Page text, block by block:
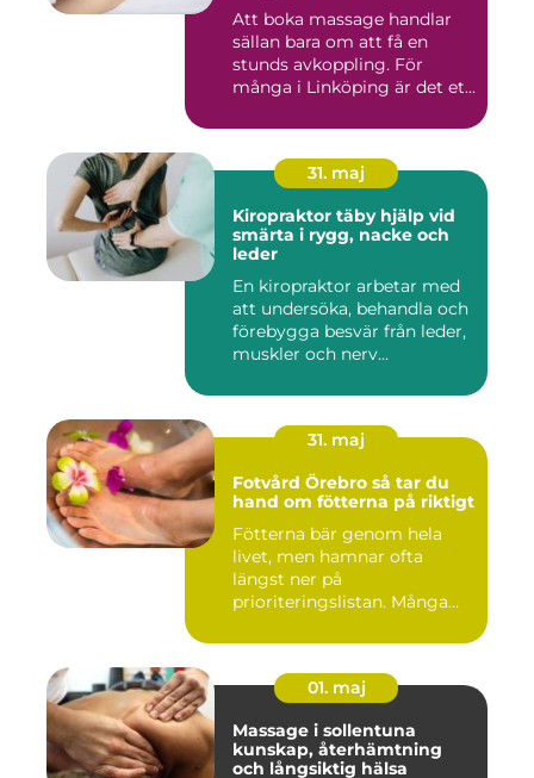
Att boka massage handlar
sällan bara om att få en
stunds avkoppling. För
många i Linköping är det et...
31. maj
Kiropraktor täby hjälp vid
smärta i rygg, nacke och
leder
En kiropraktor arbetar med
att undersöka, behandla och
förebygga besvär från leder,
muskler och nerv...
31. maj
Fotvård Örebro så tar du
hand om fötterna på riktigt
Fötterna bär genom hela
livet, men hamnar ofta
längst ner på
prioriteringslistan. Många
01. maj
Massage i sollentuna
kunskap, återhämtning
och långsiktig hälsa